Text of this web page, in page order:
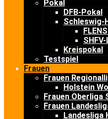
Pokal
DFB-Pokal
Schleswig-
Kreispokal
Testspiel
Frauen
Frauen
Holstein
Frauen Oberliga
Frauen
Landesliga